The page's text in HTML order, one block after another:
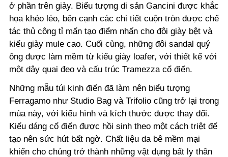
ở phần trên giày. Biểu tượng di sản Gancini được khắc
họa khéo léo, bên cạnh các chi tiết cuộn tròn được chế
tác thủ công tỉ mẩn tạo điểm nhấn cho đôi giày bệt và
kiểu giày mule cao. Cuối cùng, những đôi sandal quý
ông được làm mềm từ kiểu giày loafer, với thiết kế với
một dây quai đeo và cấu trúc Tramezza cổ điển.
Những mẫu túi kinh điển đã làm nên biểu tượng
Ferragamo như Studio Bag và Trifolio cũng trở lại trong
mùa này, với kiểu hình và kích thước được thay đổi.
Kiểu dáng cổ điển được hồi sinh theo một cách triệt để
tạo nên sức hút bất ngờ. Chất liệu da bê mềm mại
khiến cho chúng trở thành những vật dụng bất ly thân